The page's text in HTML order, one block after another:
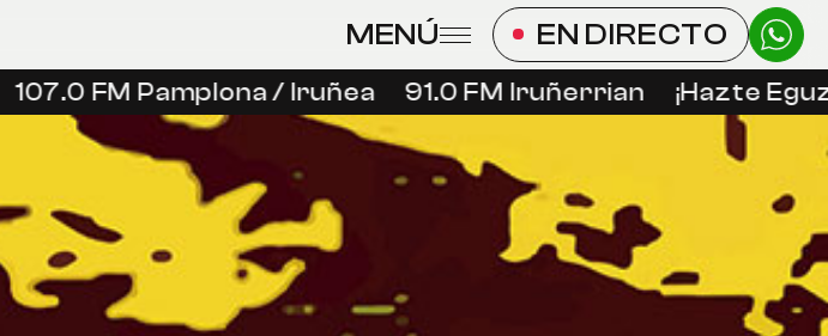
MENÚ EN DIRECTO
107.0 FM Pamplona / Iruñea 91.0 FM Iruñerrian ¡Hazte